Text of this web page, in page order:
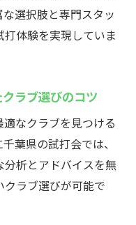
ながら試せる安心
クラブ試打を実現
ら天候を気にせず
選択肢と専門スタッ
体験を実現していま
ラブ選びのコツ
なクラブを見つける
葉県の試打会では、
分析とアドバイスを無
ラブ選びが可能で